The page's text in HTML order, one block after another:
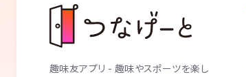
趣味友アプリ - 趣味やスポーツを楽し